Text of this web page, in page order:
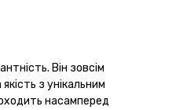
Він зовсім
з унікальним
насамперед